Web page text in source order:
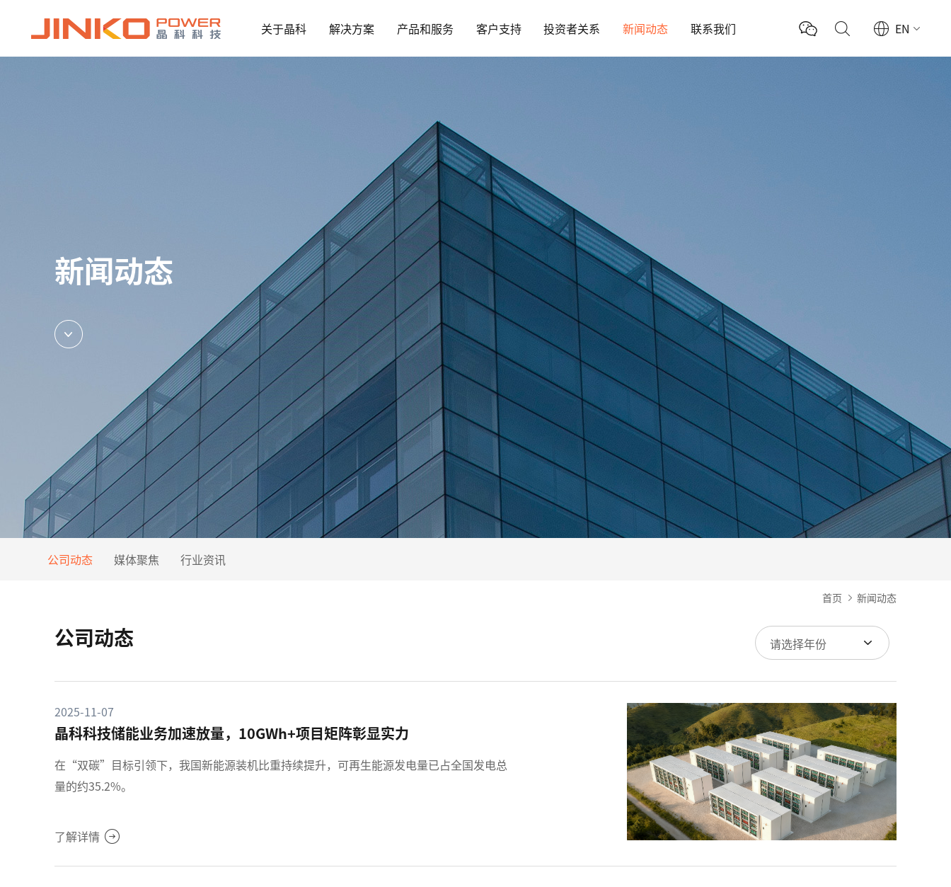
关于晶科 解决方案 产品和服务 客户支持 投资者关系 新闻动态 联系我们 EN
新闻动态
公司动态 媒体聚焦 行业资讯
首页 新闻动态
公司动态 请选择年份
2025-11-07
晶科科技储能业务加速放量，10GWh+项目矩阵彰显实力
在“双碳”目标引领下，我国新能源装机比重持续提升，可再生能源发电量已占全国发电总
量的约35.2%。
了解详情